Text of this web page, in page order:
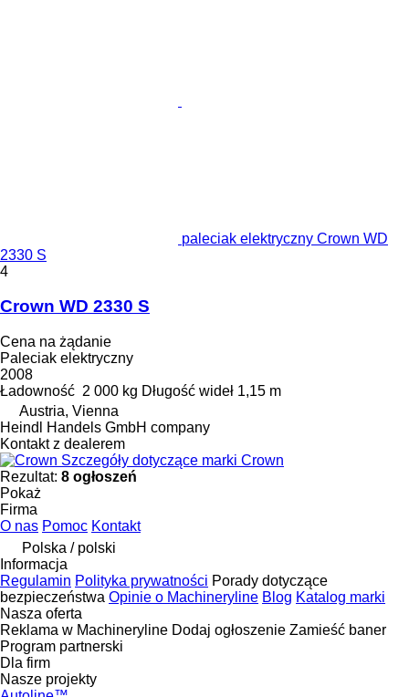
paleciak elektryczny Crown WD
2330 S
4
Crown WD 2330 S
Cena na żądanie
Paleciak elektryczny
2008
Ładowność 2 000 kg Długość wideł 1,15 m
Austria, Vienna
Heindl Handels GmbH company
Kontakt z dealerem
Szczegóły dotyczące marki Crown
Rezultat: 8 ogłoszeń
Pokaż
Firma
O nas Pomoc Kontakt
Polska / polski
Informacja
Regulamin Polityka prywatności Porady dotyczące
bezpieczeństwa Opinie o Machineryline Blog Katalog marki
Nasza oferta
Reklama w Machineryline Dodaj ogłoszenie Zamieść baner
Program partnerski
Dla firm
Nasze projekty